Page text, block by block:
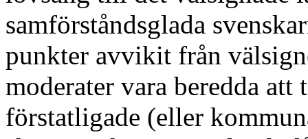
samförståndsglada
punkter avvikit från
moderater vara beredda
förstatligade (eller